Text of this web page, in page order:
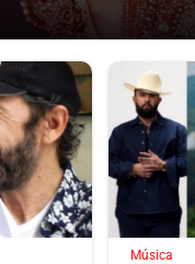
Música